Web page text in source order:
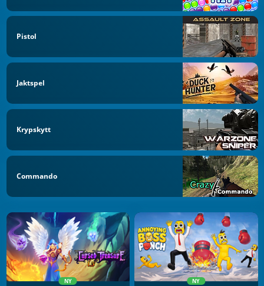
Pistol
Jaktspel
Krypskytt
Commando
NY NY